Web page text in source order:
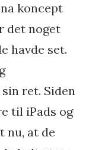
koncept
det noget
havde set.
ret. Siden
til iPads og
nu, at de